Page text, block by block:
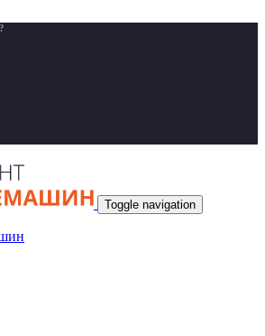
Toggle navigation